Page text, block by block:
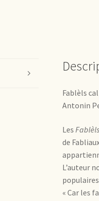
Fablèls
Antonin
Les
de
L’auteur
« Car les